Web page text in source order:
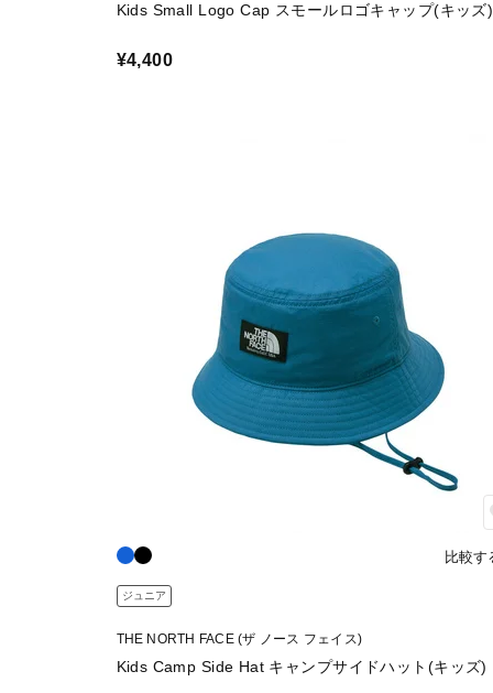
Kids Small Logo Cap スモールロゴキャップ(キッズ)
¥4,400
比較す
ジュニア
THE NORTH FACE (ザ ノース フェイス)
Kids Camp Side Hat キャンプサイドハット(キッズ)